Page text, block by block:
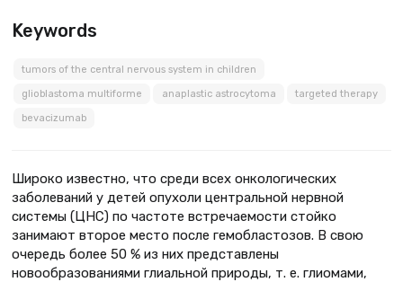
Keywords
tumors of the central nervous system in children
glioblastoma multiforme anaplastic astrocytoma targeted therapy
bevacizumab
Широко известно, что среди всех онкологических
заболеваний у детей опухоли центральной нервной
системы (ЦНС) по частоте встречаемости стойко
занимают второе место после гемобластозов. В свою
очередь более 50 % из них представлены
новообразованиями глиальной природы, т. е. глиомами,